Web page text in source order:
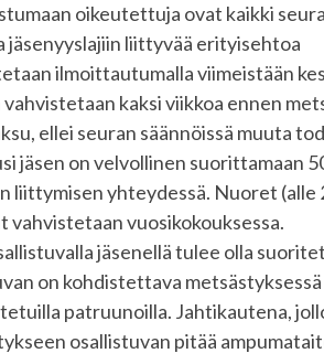
oikeutettuja ovat kaikki
jäsenyyslajiin liittyvää erityisehtoa
ilmoittautumalla viimeistään
kaksi viikkoa ennen
ellei seuran säännöissä muuta
jäsen on velvollinen suorittamaan
liittymisen yhteydessä. Nuoret (alle
vahvistetaan vuosikokouksessa.
jäsenellä tulee olla
on kohdistettava
patruunoilla. Jahtikautena,
osallistuvan pitää